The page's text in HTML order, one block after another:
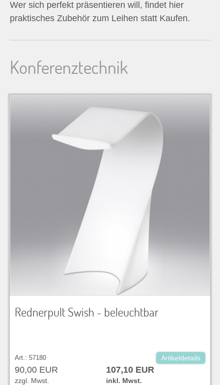
n
Wer sich perfekt präsentieren will, findet hier
praktisches Zubehör zum Leihen statt Kaufen.
Konferenztechnik
Rednerpult Swish - beleuchtbar
Art.: 57180 Artikeldetails
90,00 EUR 107,10 EUR
zzgl. Mwst.
inkl. Mwst.